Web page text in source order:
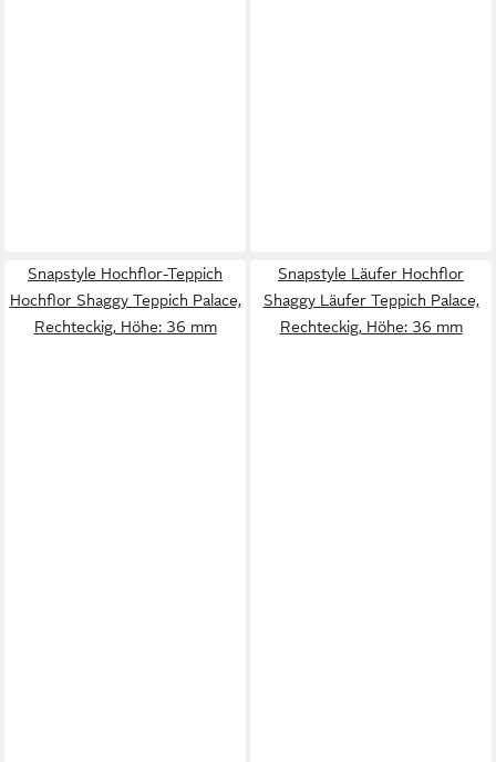
Snapstyle Hochflor-Teppich
Hochflor Shaggy Teppich Palace,
Rechteckig, Höhe: 36 mm
Snapstyle Läufer Hochflor
Shaggy Läufer Teppich Palace,
Rechteckig, Höhe: 36 mm